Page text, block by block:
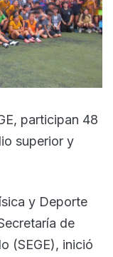
participan 48
superior y
y Deporte
de
(SEGE), inició